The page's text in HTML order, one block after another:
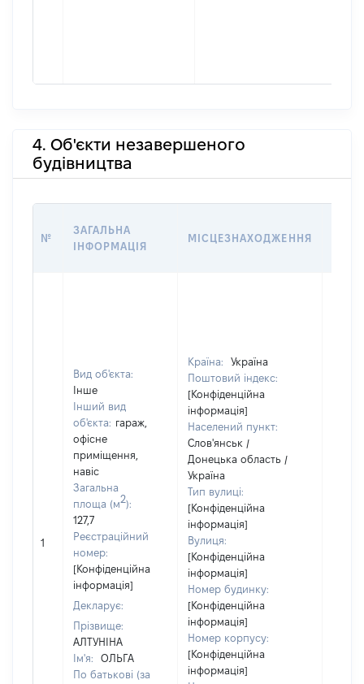
4. Об'єкти незавершеного
будівництва
№
ЗАГАЛЬНА
ІНФОРМАЦІЯ
МІСЦЕЗНАХОДЖЕННЯ
1
Вид об'єкта:
Інше
Інший вид
об'єкта: гараж,
офісне
приміщення,
навіс
Загальна
площа (м2):
127,7
Реєстраційний
номер:
[Конфіденційна
інформація]
Декларує:
Прізвище:
АЛТУНІНА
Ім'я:
ОЛЬГА
По батькові (за
Країна:
Україна
Поштовий індекс:
[Конфіденційна
інформація]
Населений пункт:
Слов'янськ /
Донецька область /
Україна
Тип вулиці:
[Конфіденційна
інформація]
Вулиця:
[Конфіденційна
інформація]
Номер будинку:
[Конфіденційна
інформація]
Номер корпусу:
[Конфіденційна
інформація]